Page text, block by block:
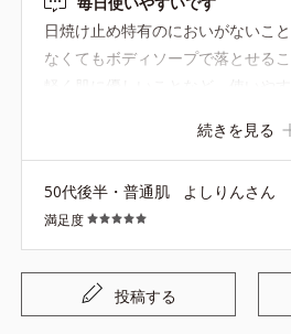
日焼け止め特有のにおいがないこ
なくてもボディソープで落とせる
続きを見る
50代後半・普通肌 よしりんさん
満足度
投稿する